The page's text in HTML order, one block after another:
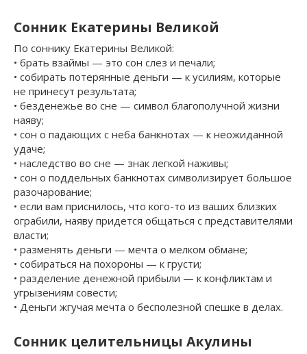
Сонник Екатерины Великой
По соннику Екатерины Великой:
• брать взаймы — это сон слез и печали;
• собирать потерянные деньги — к усилиям, которые
не принесут результата;
• безденежье во сне — символ благополучной жизни
наяву;
• сон о падающих с неба банкнотах — к неожиданной
удаче;
• наследство во сне — знак легкой наживы;
• сон о поддельных банкнотах символизирует большое
разочарование;
• если вам приснилось, что кого-то из ваших близких
ограбили, наяву придется общаться с представителями
власти;
• разменять деньги — мечта о мелком обмане;
• собираться на похороны — к грусти;
• разделение денежной прибыли — к конфликтам и
угрызениям совести;
• Деньги жгучая мечта о бесполезной спешке в делах.
Сонник целительницы Акулины